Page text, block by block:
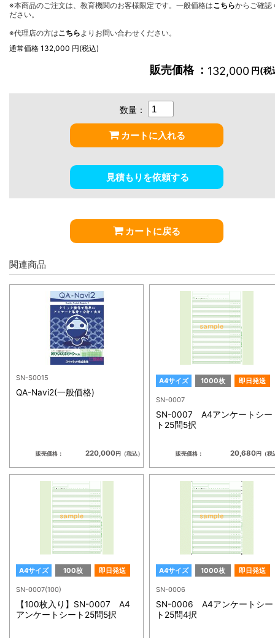
※本商品のご注文は、教育機関のお客様限定です。一般価格はこちらからご確認
ださい。
※代理店の方はこちらよりお問い合わせください。
通常価格 132,000 円(税込)
販売価格 ： 132,000 円(税
数量：
カートに入れる
見積もりを依頼する
カートに戻る
関連商品
SN-S0015
QA-Navi2(一般価格)
販売価格： 220,000円（税込）
A4サイズ 1000枚 即日発送
SN-0007
SN-0007 A4アンケートシー
ト25問5択
販売価格： 20,680円（税
A4サイズ 100枚 即日発送
SN-0007(100)
【100枚入り】SN-0007 A4
アンケートシート25問5択
A4サイズ 1000枚 即日発送
SN-0006
SN-0006 A4アンケートシー
ト25問4択